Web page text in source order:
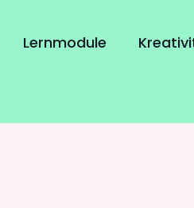
Lernmodule